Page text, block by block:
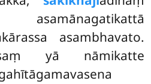
asambhavato.
yā nāmikatte